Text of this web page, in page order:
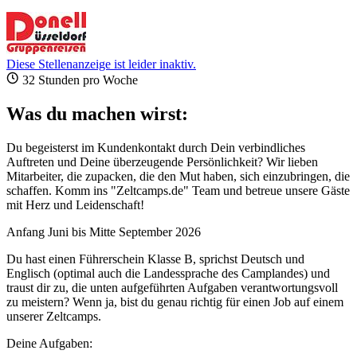
Diese Stellenanzeige ist leider inaktiv.
32 Stunden pro Woche
Was du machen wirst:
Du begeisterst im Kundenkontakt durch Dein verbindliches
Auftreten und Deine überzeugende Persönlichkeit? Wir lieben
Mitarbeiter, die zupacken, die den Mut haben, sich einzubringen, die
schaffen. Komm ins "Zeltcamps.de" Team und betreue unsere Gäste
mit Herz und Leidenschaft!
Anfang Juni bis Mitte September 2026
Du hast einen Führerschein Klasse B, sprichst Deutsch und
Englisch (optimal auch die Landessprache des Camplandes) und
traust dir zu, die unten aufgeführten Aufgaben verantwortungsvoll
zu meistern? Wenn ja, bist du genau richtig für einen Job auf einem
unserer Zeltcamps.
Deine Aufgaben: